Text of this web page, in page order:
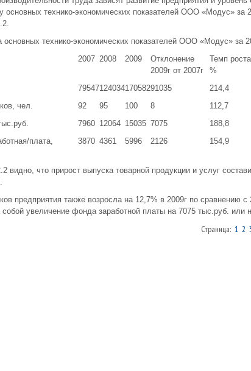
основных технико-экономических показателей ООО «Модус» за
технико-экономических показателей ООО «Модус» за
2007 2008 2009
Отклонение
2009г от 2007г
Темп
%
7954712403417058291035
214,4
чел.
92 95 100 8
112,7
7960 12064 15035 7075
188,8
плата,
3870 4361 5996 2126 154,9
видно, что прирост выпуска товарной продукции и услуг
предприятия также возросла на 12,7% в 2009г по сравнению с
собой увеличение фонда заработной платы на 7075 тыс.руб. или
Страница: 1 2